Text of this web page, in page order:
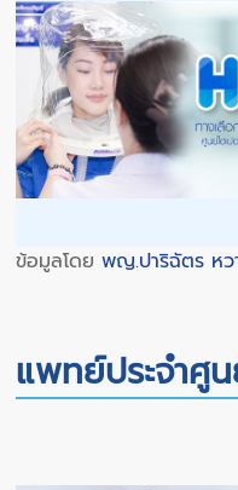
ข้อมูลโดยพญ.ปาริฉัตร หว
แพทย์ประจำศู